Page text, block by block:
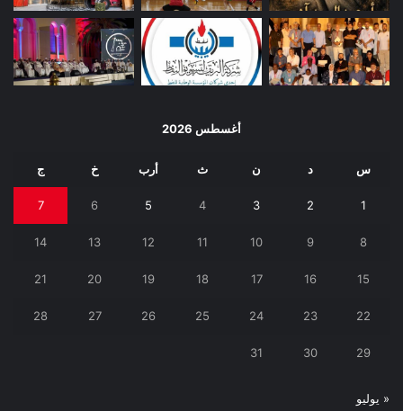
أغسطس 2026
س د ن ث أرب خ ج
1
2
3
4
5
6
7
8
9
10
11
12
13
14
15
16
17
18
19
20
21
22
23
24
25
26
27
28
29
30
31
« يوليو